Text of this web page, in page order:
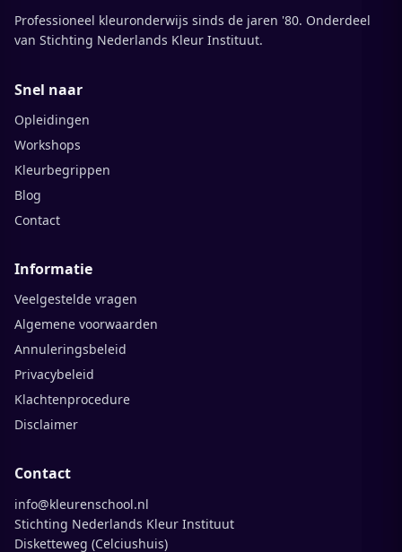
Professioneel kleuronderwijs sinds de jaren '80. Onderdeel
van Stichting Nederlands Kleur Instituut.
Snel naar
Opleidingen
Workshops
Kleurbegrippen
Blog
Contact
Informatie
Veelgestelde vragen
Algemene voorwaarden
Annuleringsbeleid
Privacybeleid
Klachtenprocedure
Disclaimer
Contact
info@kleurenschool.nl
Stichting Nederlands Kleur Instituut
Disketteweg (Celciushuis)